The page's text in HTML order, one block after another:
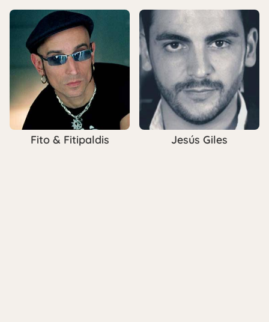
Fito & Fitipaldis Jesús Giles